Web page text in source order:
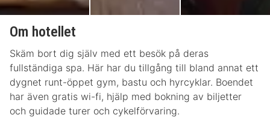
Om hotellet
Skäm bort dig själv med ett besök på deras
fullständiga spa. Här har du tillgång till bland annat ett
dygnet runt-öppet gym, bastu och hyrcyklar. Boendet
har även gratis wi-fi, hjälp med bokning av biljetter
och guidade turer och cykelförvaring.